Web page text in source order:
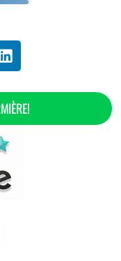
Cheveux